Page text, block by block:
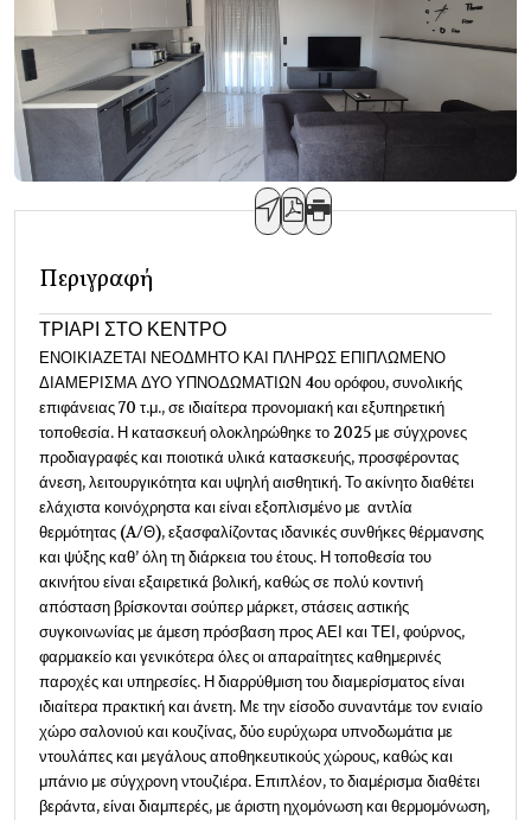
Περιγραφή
ΤΡΙΑΡΙ ΣΤΟ ΚΕΝΤΡΟ
ΕΝΟΙΚΙΑΖΕΤΑΙ ΝΕΟΔΜΗΤΟ ΚΑΙ ΠΛΗΡΩΣ ΕΠΙΠΛΩΜΕΝΟ
ΔΙΑΜΕΡΙΣΜΑ ΔΥΟ ΥΠΝΟΔΩΜΑΤΙΩΝ 4ου ορόφου, συνολικής
επιφάνειας 70 τ.μ., σε ιδιαίτερα προνομιακή και εξυπηρετική
τοποθεσία. Η κατασκευή ολοκληρώθηκε το 2025 με σύγχρονες
προδιαγραφές και ποιοτικά υλικά κατασκευής, προσφέροντας
άνεση, λειτουργικότητα και υψηλή αισθητική. Το ακίνητο διαθέτει
ελάχιστα κοινόχρηστα και είναι εξοπλισμένο με αντλία
θερμότητας (A/Θ), εξασφαλίζοντας ιδανικές συνθήκες θέρμανσης
και ψύξης καθ’ όλη τη διάρκεια του έτους. Η τοποθεσία του
ακινήτου είναι εξαιρετικά βολική, καθώς σε πολύ κοντινή
απόσταση βρίσκονται σούπερ μάρκετ, στάσεις αστικής
συγκοινωνίας με άμεση πρόσβαση προς ΑΕΙ και ΤΕΙ, φούρνος,
φαρμακείο και γενικότερα όλες οι απαραίτητες καθημερινές
παροχές και υπηρεσίες. Η διαρρύθμιση του διαμερίσματος είναι
ιδιαίτερα πρακτική και άνετη. Με την είσοδο συναντάμε τον ενιαίο
χώρο σαλονιού και κουζίνας, δύο ευρύχωρα υπνοδωμάτια με
ντουλάπες και μεγάλους αποθηκευτικούς χώρους, καθώς και
μπάνιο με σύγχρονη ντουζιέρα. Επιπλέον, το διαμέρισμα διαθέτει
βεράντα, είναι διαμπερές, με άριστη ηχομόνωση και θερμομόνωση,